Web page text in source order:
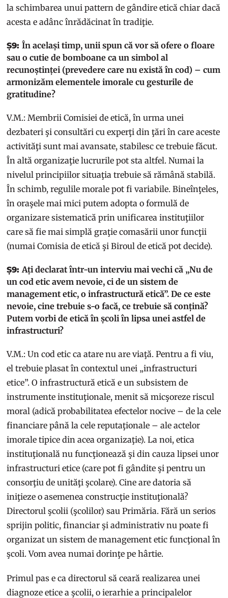
la schimbarea unui pattern de gândire etică chiar dacă
acesta e adânc înrădăcinat în tradiţie.
Ș9:În același timp, unii spun că vor să ofere o floare
sau o cutie de bomboane ca un simbol al
recunoștinței (prevedere care nu există în cod) – cum
armonizăm elementele imorale cu gesturile de
gratitudine?
V.M.: Membrii Comisiei de etică, în urma unei
dezbateri şi consultări cu experţi din ţări în care aceste
activităţi sunt mai avansate, stabilesc ce trebuie făcut.
În altă organizaţie lucrurile pot sta altfel. Numai la
nivelul principiilor situaţia trebuie să rămână stabilă.
În schimb, regulile morale pot fi variabile. Bineînţeles,
în oraşele mai mici putem adopta o formulă de
organizare sistematică prin unificarea instituţiilor
care să fie mai simplă graţie comasării unor funcţii
(numai Comisia de etică şi Biroul de etică pot decide).
Ș9:Ați declarat într-un interviu mai vechi că „Nu de
un cod etic avem nevoie, ci de un sistem de
management etic, o infrastructură etică”. De ce este
nevoie, cine trebuie s-o facă, ce trebuie să conțină?
Putem vorbi de etică în școli în lipsa unei astfel de
infrastructuri?
V.M.: Un cod etic ca atare nu are viaţă. Pentru a fi viu,
el trebuie plasat în contextul unei „infrastructuri
etice”. O infrastructură etică e un subsistem de
instrumente instituţionale, menit să micşoreze riscul
moral (adică probabilitatea efectelor nocive – de la cele
financiare până la cele reputaţionale – ale actelor
imorale tipice din acea organizaţie). La noi, etica
instituţională nu funcţionează şi din cauza lipsei unor
infrastructuri etice (care pot fi gândite şi pentru un
consorţiu de unităţi şcolare). Cine are datoria să
iniţieze o asemenea construcţie instituţională?
Directorul şcolii (şcolilor) sau Primăria. Fără un serios
sprijin politic, financiar şi administrativ nu poate fi
organizat un sistem de management etic funcţional în
şcoli. Vom avea numai dorinţe pe hârtie.
Primul pas e ca directorul să ceară realizarea unei
diagnoze etice a şcolii, o ierarhie a principalelor